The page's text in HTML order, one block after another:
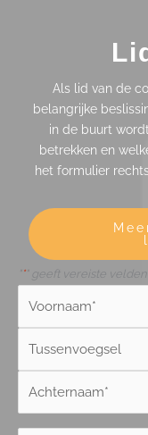
Als lid van de
belangrijke
in de buurt
betrekken en
het formulier
*" geeft vereiste velden